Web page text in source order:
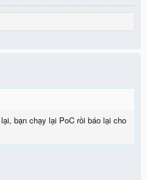
bạn chạy lại PoC rồi báo lại cho